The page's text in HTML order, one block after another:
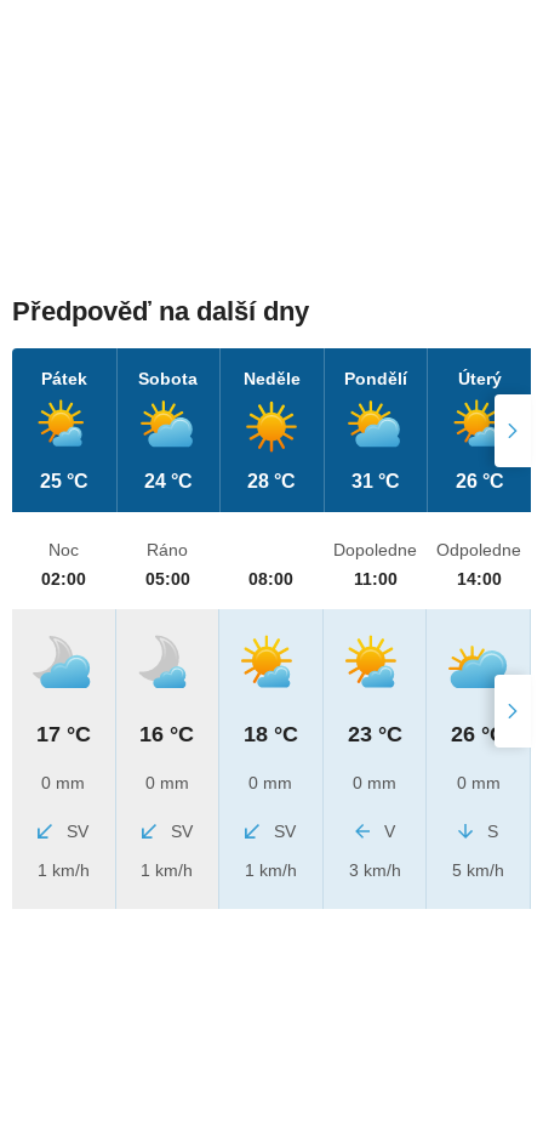
Předpověď na další dny
Pátek
25 °C
Sobota
24 °C
Neděle
28 °C
Pondělí
31 °C
Úterý
26 °C
Noc
02:00
17 °C
0 mm
SV
1 km/h
Ráno
05:00
16 °C
0 mm
SV
1 km/h
08:00
18 °C
0 mm
SV
1 km/h
Dopoledne
11:00
23 °C
0 mm
V
3 km/h
Odpoledne
14:00
26 °C
0 mm
S
5 km/h